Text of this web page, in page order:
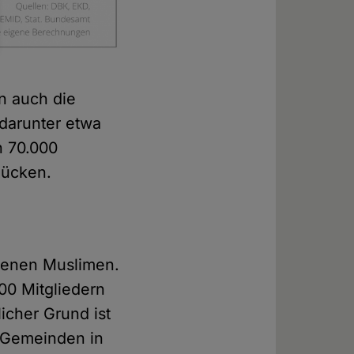
auch die
etwa
70.000
Muslimen.
Mitgliedern
Grund ist
in